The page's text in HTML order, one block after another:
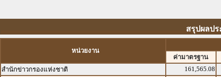
สรุปผลปร
หน่วยงาน
ค่ามาตรฐาน
สำนักข่าวกรองแห่งชาติ
161,565.08